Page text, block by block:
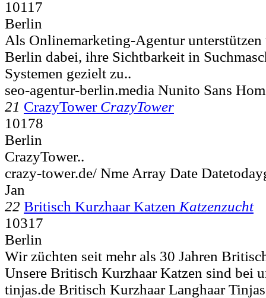
10117
Berlin
Als Onlinemarketing-Agentur
Berlin dabei, ihre Sichtbarkeit in
Systemen gezielt zu..
seo-agentur-berlin.media Nunito Sans
21 CrazyTower CrazyTower
10178
Berlin
CrazyTower..
crazy-tower.de/ Nme Array Date
Jan
22 Britisch Kurzhaar Katzen Katzenzucht
10317
Berlin
Wir züchten seit mehr als 30 Jahren
Unsere Britisch Kurzhaar Katzen sind bei
tinjas.de Britisch Kurzhaar Langhaar